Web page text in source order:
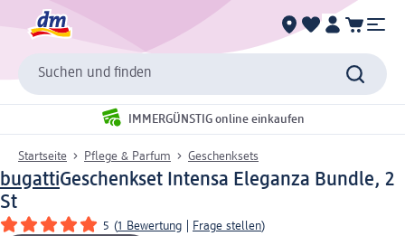
Suchen und finden
IMMERGÜNSTIG online einkaufen
Startseite Pflege & Parfum Geschenksets
bugattiGeschenkset Intensa Eleganza Bundle, 2
St
5 (1 Bewertung Frage stellen)